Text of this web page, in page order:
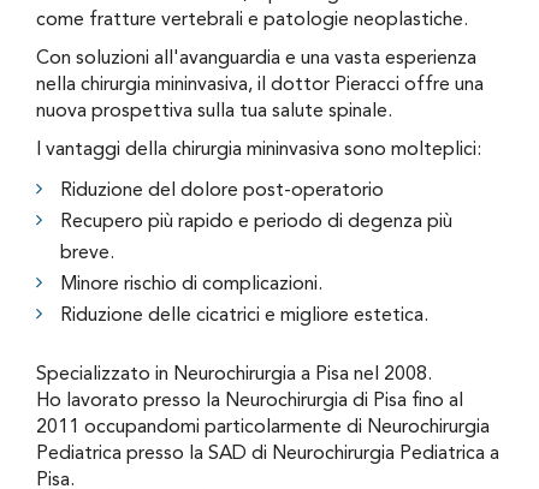
come fratture vertebrali e patologie neoplastiche.
Con soluzioni all'avanguardia e una vasta esperienza
nella chirurgia mininvasiva, il dottor Pieracci offre una
nuova prospettiva sulla tua salute spinale.
I vantaggi della chirurgia mininvasiva sono molteplici:
Riduzione del dolore post-operatorio
Recupero più rapido e periodo di degenza più
breve.
Minore rischio di complicazioni.
Riduzione delle cicatrici e migliore estetica.
Specializzato in Neurochirurgia a Pisa nel 2008.
Ho lavorato presso la Neurochirurgia di Pisa fino al
2011 occupandomi particolarmente di Neurochirurgia
Pediatrica presso la SAD di Neurochirurgia Pediatrica a
Pisa.